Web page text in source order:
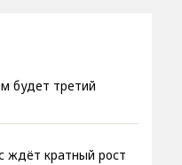
будет третий
ждёт кратный рост